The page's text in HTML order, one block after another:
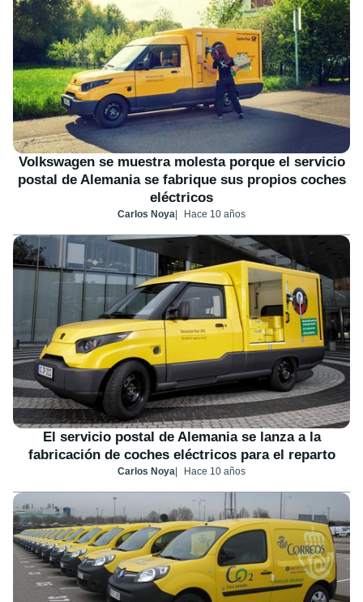
Volkswagen se muestra molesta porque el servicio
postal de Alemania se fabrique sus propios coches
eléctricos
Carlos Noya Hace 10 años
El servicio postal de Alemania se lanza a la
fabricación de coches eléctricos para el reparto
Carlos Noya Hace 10 años